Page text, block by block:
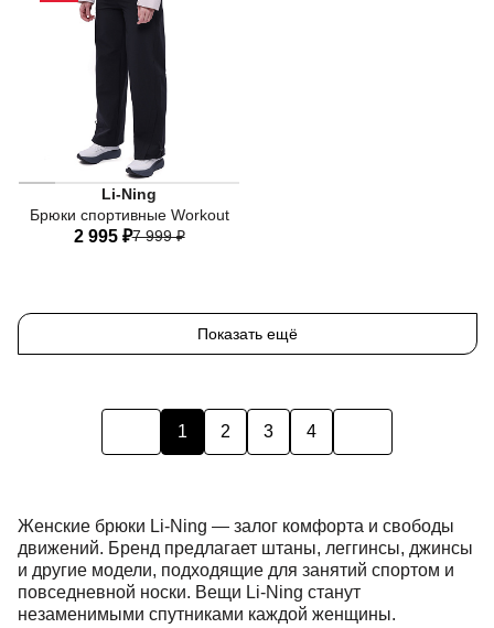
50
Li-Ning
Брюки спортивные Workout
LN WATER PROOF - Пятиуровневая дышащая водо- и
2 995 ₽7 999 ₽
Показать ещё
1 2 3 4
Женские брюки Li-Ning — залог комфорта и свободы
движений. Бренд предлагает штаны, леггинсы, джинсы
и другие модели, подходящие для занятий спортом и
повседневной носки. Вещи Li-Ning станут
незаменимыми спутниками каждой женщины.